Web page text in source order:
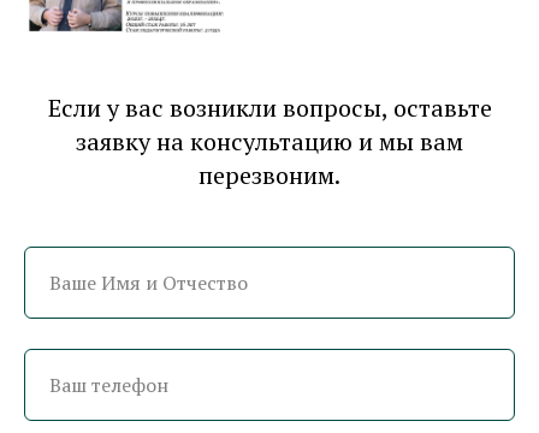
Если у вас возникли вопросы, оставьте
заявку на консультацию и мы вам
перезвоним.